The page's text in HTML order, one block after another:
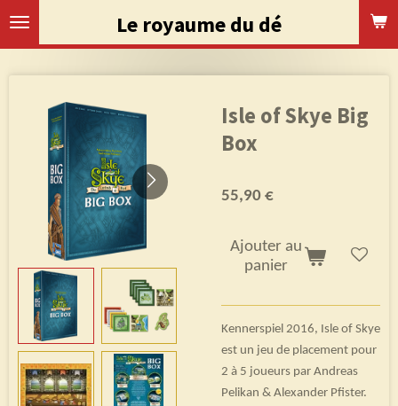
Passer
Le royaume du dé
Isle of Skye Big
Box
55,90 €
Ajouter au
panier
Kennerspiel 2016, Isle of Skye
est un jeu de placement pour
2 à 5 joueurs par Andreas
Pelikan & Alexander Pfister.